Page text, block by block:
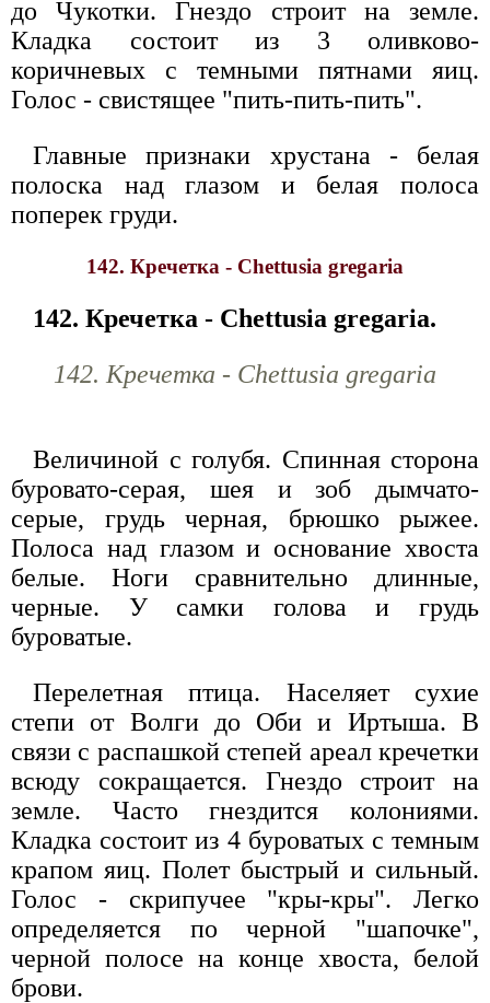
до Чукотки. Гнездо строит на земле.
Кладка состоит из 3 оливково-
коричневых с темными пятнами яиц.
Голос - свистящее "пить-пить-пить".
Главные признаки хрустана - белая
полоска над глазом и белая полоса
поперек груди.
142. Кречетка - Chettusia gregaria
142. Кречетка - Chettusia gregaria.
142. Кречетка - Chettusia gregaria
Величиной с голубя. Спинная сторона
буровато-серая, шея и зоб дымчато-
серые, грудь черная, брюшко рыжее.
Полоса над глазом и основание хвоста
белые. Ноги сравнительно длинные,
черные. У самки голова и грудь
буроватые.
Перелетная птица. Населяет сухие
степи от Волги до Оби и Иртыша. В
связи с распашкой степей ареал кречетки
всюду сокращается. Гнездо строит на
земле. Часто гнездится колониями.
Кладка состоит из 4 буроватых с темным
крапом яиц. Полет быстрый и сильный.
Голос - скрипучее "кры-кры". Легко
определяется по черной "шапочке",
черной полосе на конце хвоста, белой
брови.